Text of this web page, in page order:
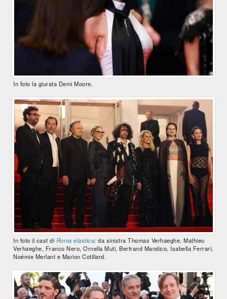
In foto la giurata Demi Moore.
In foto il cast di Roma elastica: da sinistra Thomas Verhaeghe, Mathieu
Verhaeghe, Franco Nero, Ornella Muti, Bertrand Mandico, Isabella Ferrari,
Noémie Merlant e Marion Cotillard.